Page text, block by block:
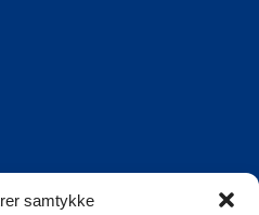
samtykke
Berner Ltd